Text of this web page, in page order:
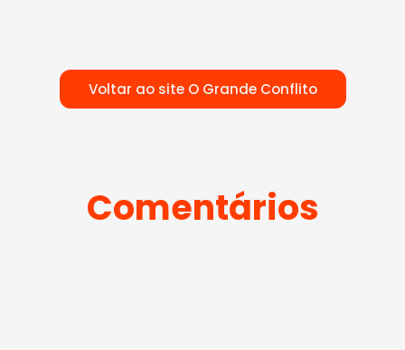
Voltar ao site O Grande Conflito
Comentários